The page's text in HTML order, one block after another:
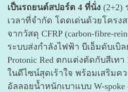
เป็นรถยนต์สปอร์ต 4 ที่นั่ง (2+2)
เวลาที่จำกัด โดดเด่นด้วยโครง
จากวัสดุ CFRP (carbon-fibre-
ระบบส่งกำลังไฟฟ้า บีเอ็มดับเบิ
Protonic Red ตกแต่งตัดกับสีเทา
ในดีไซน์สุดเร้าใจ พร้อมเสริมค
อัลลอยน้ำหนักเบาแบบ W-spoke